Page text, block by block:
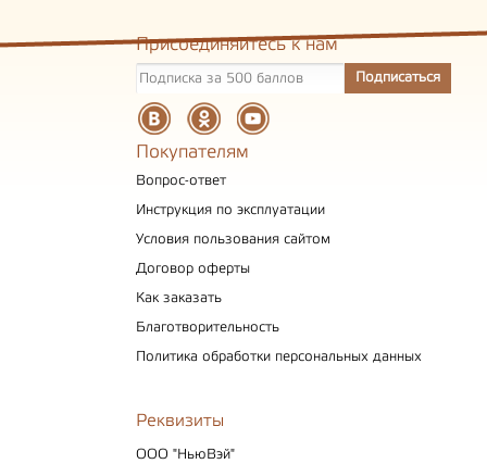
Присоединяйтесь к нам
Покупателям
Вопрос-ответ
Инструкция по эксплуатации
Условия пользования сайтом
Договор оферты
Как заказать
Благотворительность
Политика обработки персональных данных
Реквизиты
ООО "НьюВэй"